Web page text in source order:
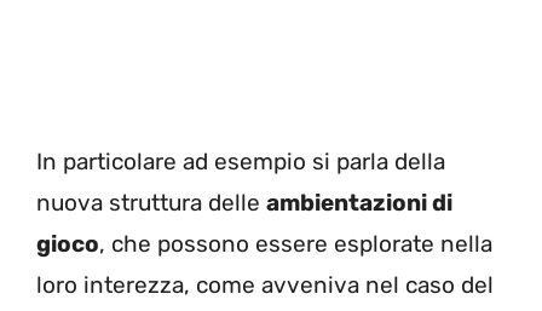
In particolare ad esempio si parla della
nuova struttura delle ambientazioni di
gioco, che possono essere esplorate nella
loro interezza, come avveniva nel caso del